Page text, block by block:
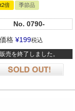
倍 季節品
No. 0790-
格 ¥199税込
販売を終了しました。